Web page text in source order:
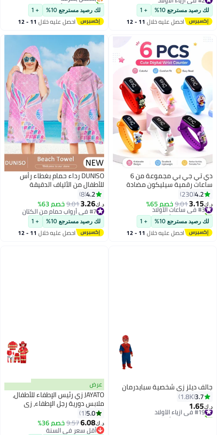
من سن 3 إلى 12 عامًا.
#2 في أزياء الأولاد
لك رصيد مسترجع 10%
احصل عليه خلال 11 - 12
العنكبوت ، هدية الدعامة التنكرية
#2 في أزياء الأولاد
لك رصيد مسترجع 10%
احصل عليه خلال 11 - 12
دي تي جي بي مجموعة من 6
ساعات رقمية سيليكون مضادة
للماء للأطفال
4.2
230
د.ك‏3.15
9.01خصم 65% #3 في ساعات الأولاد
تم بيع +30 مؤخرًا
#3 في ساعات الأولاد
لك رصيد مسترجع 10%
احصل عليه خلال 11 - 12
DUNISO رداء حمام بغطاء رأس
للأطفال من الألياف الدقيقة
ومناشف شاطئ حورية البحر للسفر
ومنشفة سريعة الجفاف بغطاء رأس
للسباحين ومناشف شاطئ مقاومة
للرمال للأطفال ومناشف حمام
سباحة رائعة وإكسسوارات شاطئ
ومنشفة فائقة الامتصاص
4.2
8
د.ك‏3.26
9.01خصم 63%
#7 في أرواب حمام من الكتان
#7 في أرواب حمام من الكتان
لك رصيد مسترجع 10%
احصل عليه خلال 11 - 12
جالف ديلز زي شخصية سبايدرمان
3.7
1.8K
د.ك‏1.65
#19 في أزياء الأولاد
تم بيع +30 مؤخرًا
#19 في أزياء الأولاد
عرض
JAYATO زي رئيس الإطفاء للأطفال،
ملابس دورية رجل الإطفاء، زي
إطفائي للأطفال للعب الدور،
مجموعة ألعاب تنكرية مع خوذة
وإكسسوارات حمراء، هدية مثالية
5.0
1
د.ك‏6.08
9.57خصم 36%
أقل سعر في السنة